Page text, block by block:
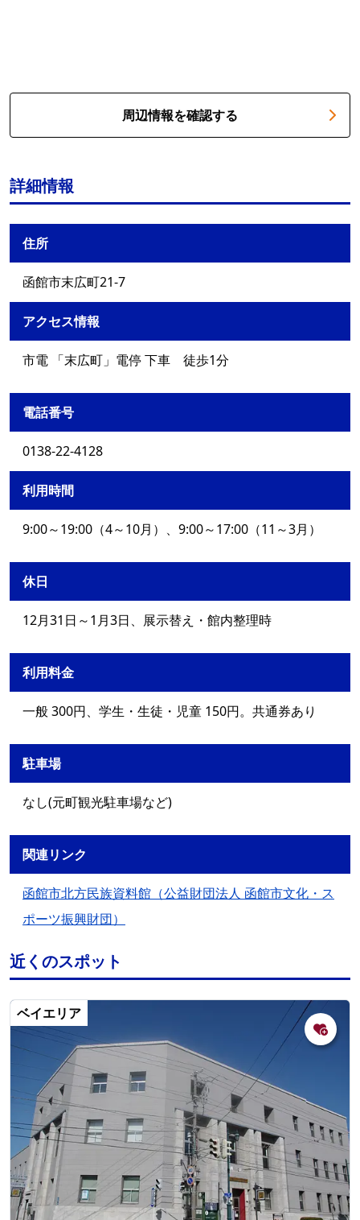
周辺情報を確認する
詳細情報
住所
函館市末広町21-7
アクセス情報
市電 「末広町」電停 下車 徒歩1分
電話番号
0138-22-4128
利用時間
9:00～19:00（4～10月）、9:00～17:00（11～3月）
休日
12月31日～1月3日、展示替え・館内整理時
利用料金
一般 300円、学生・生徒・児童 150円。共通券あり
駐車場
なし(元町観光駐車場など)
関連リンク
函館市北方民族資料館（公益財団法人 函館市文化・ス
ポーツ振興財団）
近くのスポット
ベイエリア